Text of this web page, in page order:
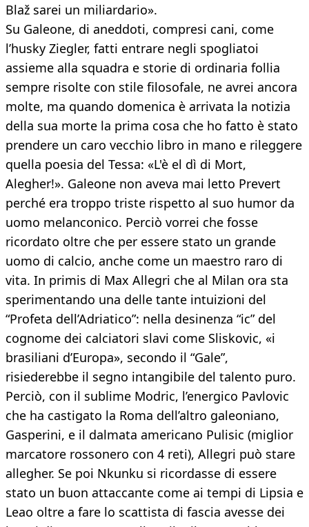
Blaž sarei un miliardario».
Su Galeone, di aneddoti, compresi cani, come
l’husky Ziegler, fatti entrare negli spogliatoi
assieme alla squadra e storie di ordinaria follia
sempre risolte con stile filosofale, ne avrei ancora
molte, ma quando domenica è arrivata la notizia
della sua morte la prima cosa che ho fatto è stato
prendere un caro vecchio libro in mano e rileggere
quella poesia del Tessa: «L'è el dì di Mort,
Alegher!». Galeone non aveva mai letto Prevert
perché era troppo triste rispetto al suo humor da
uomo melanconico. Perciò vorrei che fosse
ricordato oltre che per essere stato un grande
uomo di calcio, anche come un maestro raro di
vita. In primis di Max Allegri che al Milan ora sta
sperimentando una delle tante intuizioni del
“Profeta dell’Adriatico”: nella desinenza “ic” del
cognome dei calciatori slavi come Sliskovic, «i
brasiliani d’Europa», secondo il “Gale”,
risiederebbe il segno intangibile del talento puro.
Perciò, con il sublime Modric, l’energico Pavlovic
che ha castigato la Roma dell’altro galeoniano,
Gasperini, e il dalmata americano Pulisic (miglior
marcatore rossonero con 4 reti), Allegri può stare
allegher. Se poi Nkunku si ricordasse di essere
stato un buon attaccante come ai tempi di Lipsia e
Leao oltre a fare lo scattista di fascia avesse dei